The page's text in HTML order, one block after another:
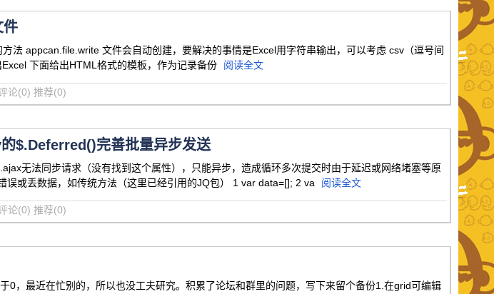
件
法 appcan.file.write 文件会自动创建，要解决的事情是Excel用字符串输出，可以考虑 csv（逗号间
下面给出HTML格式的模板，作为记录备份
阅读全文
论(0) 推荐(0)
$.Deferred()完善批量异步发送
无法同步请求（没有找到这个属性），只能异步，造成循环多次提交时由于延迟或网络堵塞等原
误或丢数据，如传统方法（这里已经引用的JQ包） 1 var data=[]; 2 va
阅读全文
论(0) 推荐(0)
0，最近在忙别的，所以也没工夫研究。积累了论坛和群里的问题，写下来留个备份1.在grid可编辑